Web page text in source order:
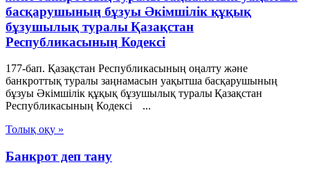
басқарушының бұзуы Әкімшілік құқық
бұзушылық туралы Қазақстан
Республикасының Кодексі
177-бап. Қазақстан Республикасының оңалту және
банкроттық туралы заңнамасын уақытша басқарушының
бұзуы Әкімшілік құқық бұзушылық туралы Қазақстан
Республикасының Кодексі ...
Толық оқу »
Банкрот деп тану